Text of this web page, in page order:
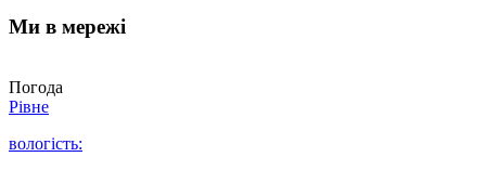
Ми в мережі
Погода
Рівне
вологість: